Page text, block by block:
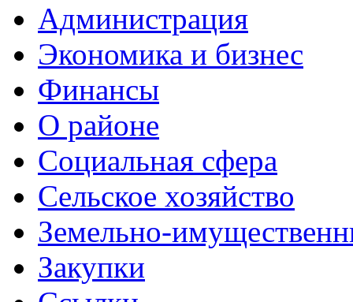
Администрация
Экономика и бизнес
Финансы
О районе
Социальная сфера
Сельское хозяйство
Земельно-
Закупки